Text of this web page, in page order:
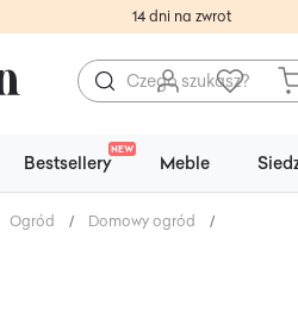
14 dni na zwrot
Bestsellery
NEW
Meble
Ogród / Domowy ogród /